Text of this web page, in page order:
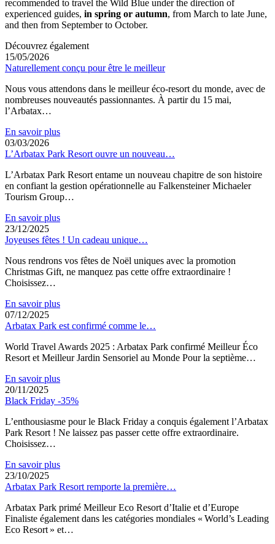
recommended to travel the Wild Blue under the direction of
experienced guides, in spring or autumn, from March to late June,
and then from September to October.
Découvrez également
15/05/2026
Naturellement conçu pour être le meilleur
Nous vous attendons dans le meilleur éco-resort du monde, avec de
nombreuses nouveautés passionnantes. À partir du 15 mai,
l’Arbatax…
En savoir plus
03/03/2026
L’Arbatax Park Resort ouvre un nouveau…
L’Arbatax Park Resort entame un nouveau chapitre de son histoire
en confiant la gestion opérationnelle au Falkensteiner Michaeler
Tourism Group…
En savoir plus
23/12/2025
Joyeuses fêtes ! Un cadeau unique…
Nous rendrons vos fêtes de Noël uniques avec la promotion
Christmas Gift, ne manquez pas cette offre extraordinaire !
Choisissez…
En savoir plus
07/12/2025
Arbatax Park est confirmé comme le…
World Travel Awards 2025 : Arbatax Park confirmé Meilleur Éco
Resort et Meilleur Jardin Sensoriel au Monde Pour la septième…
En savoir plus
20/11/2025
Black Friday -35%
L’enthousiasme pour le Black Friday a conquis également l’Arbatax
Park Resort ! Ne laissez pas passer cette offre extraordinaire.
Choisissez…
En savoir plus
23/10/2025
Arbatax Park Resort remporte la première…
Arbatax Park primé Meilleur Eco Resort d’Italie et d’Europe
Finaliste également dans les catégories mondiales « World’s Leading
Eco Resort » et…